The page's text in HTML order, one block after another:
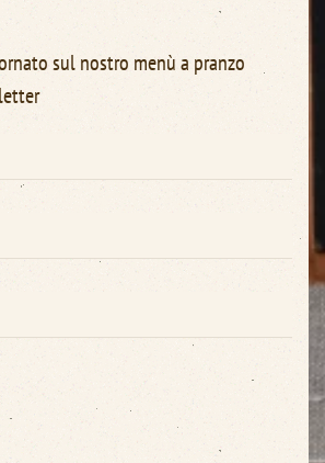
sul nostro menù a pranzo